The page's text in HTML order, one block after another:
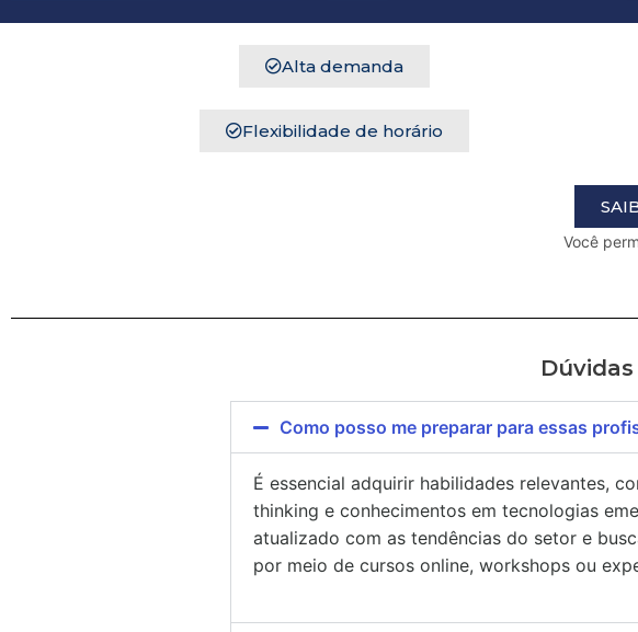
Alta demanda
Flexibilidade de horário
Você permanecerá no
Como posso me preparar para essas
É essencial adquirir habilidades relevantes,
thinking e conhecimentos em tecnologias
atualizado com as tendências do setor e
por meio de cursos online, workshops ou